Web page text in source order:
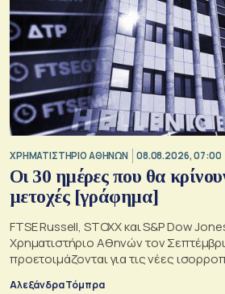
XΡΗΜΑΤΙΣΤΗΡΙΟ ΑΘΗΝΩΝ 08.08.2026, 07:00
Οι 30 ημέρες που θα
μετοχές [γράφημα]
FTSE Russell, STOXX και S&P Dow
Χρηματιστήριο Αθηνών τον
προετοιμάζονται για τις νέες
Αλεξάνδρα Τόμπρα